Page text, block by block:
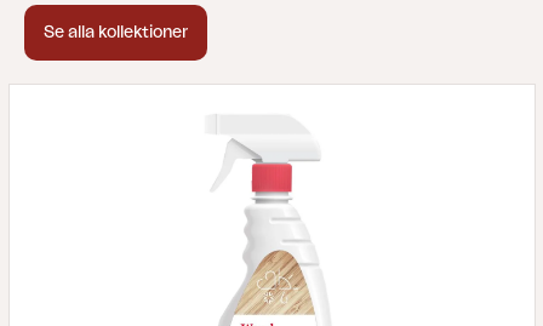
Se alla kollektioner